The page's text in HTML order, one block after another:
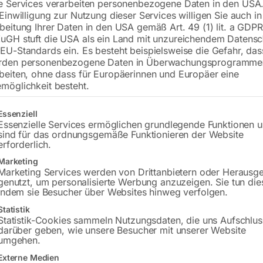
4 Zylinder Dieselmotor,
€15.612,00
inkl. MwSt. Kostenloser Versand
Versandkosten Standard (Österreich):
Bitte beachten Sie: Die Versandkosten
In den
Sie haben
Gerne
Services verarbeiten personenbezogene Daten in den
zur Nutzung dieser Services willigen Sie auch
Ihrer Daten in den USA gemäß Art. 49 (1) lit. a
stuft die USA als ein Land mit unzureichendem
Standards ein. Es besteht beispielsweise die Gefahr,
personenbezogene Daten in
ohne dass für Europäerinnen und Europäer eine
besteht.
eine Liste der Service-Gruppen, für die eine Einwilligung erteilt
Services ermöglichen grundlegende Funktionen
für das ordnungsgemäße Funktionieren der Website
Services werden von Drittanbietern oder
um personalisierte Werbung anzuzeigen. Sie tun
sie Besucher über Websites hinweg verfolgen.
Cookies sammeln Nutzungsdaten, die uns
geben, wie unsere Besucher mit unserer Website
Medien